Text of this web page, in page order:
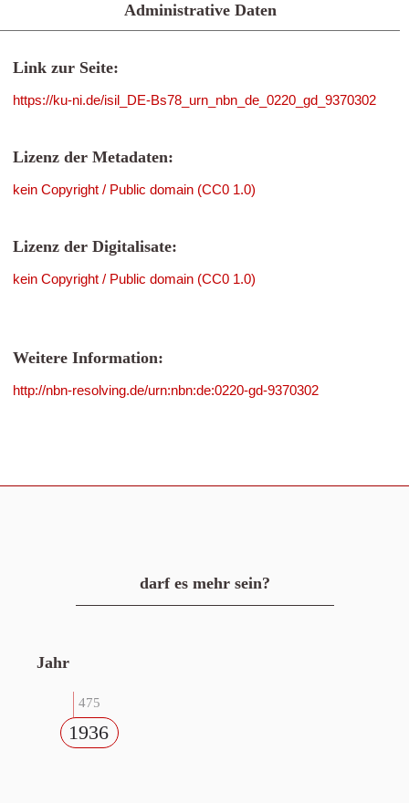
Administrative Daten
Link zur Seite:
https://ku-ni.de/isil_DE-Bs78_urn_nbn_de_0220_gd_9370302
Lizenz der Metadaten:
kein Copyright / Public domain (CC0 1.0)
Lizenz der Digitalisate:
kein Copyright / Public domain (CC0 1.0)
Weitere Information:
http://nbn-resolving.de/urn:nbn:de:0220-gd-9370302
darf es mehr sein?
Jahr
475
1936